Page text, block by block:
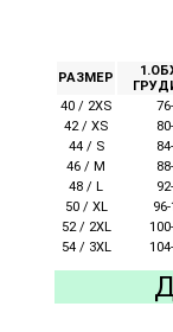
РАЗМЕР
40 / 2XS
42 / XS
44 / S
46 / M
48 / L
50 / XL
52 / 2XL
54 / 3XL